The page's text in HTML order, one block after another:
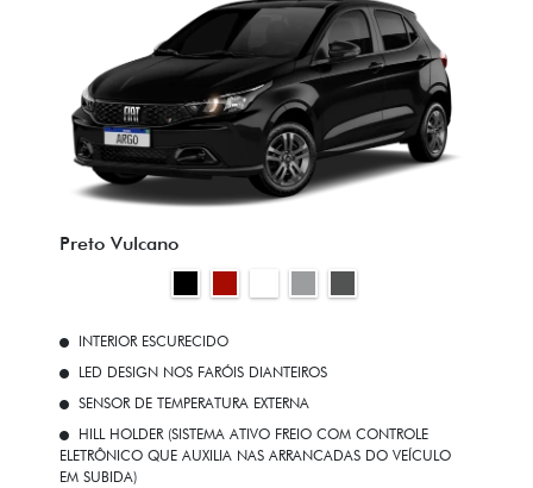
Preto Vulcano
INTERIOR ESCURECIDO
LED DESIGN NOS FARÓIS DIANTEIROS
SENSOR DE TEMPERATURA EXTERNA
HILL HOLDER (SISTEMA ATIVO FREIO COM CONTROLE
ELETRÔNICO QUE AUXILIA NAS ARRANCADAS DO VEÍCULO
EM SUBIDA)